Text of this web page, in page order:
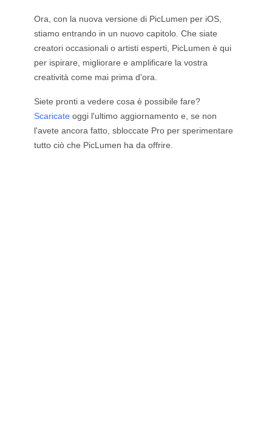
Ora, con la nuova versione di PicLumen per iOS,
stiamo entrando in un nuovo capitolo. Che siate
creatori occasionali o artisti esperti, PicLumen è qui
per ispirare, migliorare e amplificare la vostra
creatività come mai prima d'ora.
Siete pronti a vedere cosa è possibile fare?
Scaricate oggi l'ultimo aggiornamento e, se non
l'avete ancora fatto, sbloccate Pro per sperimentare
tutto ciò che PicLumen ha da offrire.